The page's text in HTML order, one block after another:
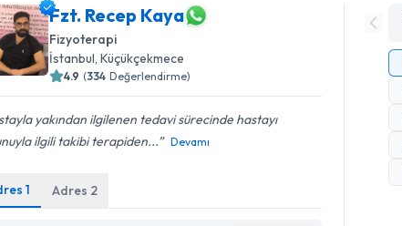
Fzt. Recep Kaya
Fizyoterapi
İstanbul , Küçükçekmece
4.9 (334 Değerlendirme)
yakından ilgilenen tedavi sürecinde hastayı
ilgili takibi terapiden...
Devamı
1 Adres 2